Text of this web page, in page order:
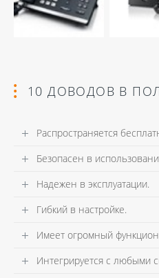
10 ДОВОДОВ В
Распространяется
Безопасен в
Надежен в эксплуатации.
Гибкий в настройке.
Имеет огромный
Интегрируется с любыми